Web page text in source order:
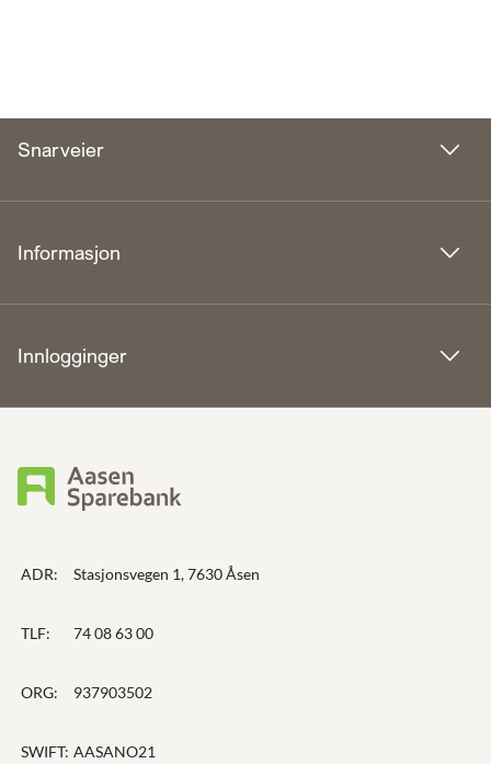
Snarveier
Informasjon
Innlogginger
ADR: Stasjonsvegen 1, 7630 Åsen
TLF: 74 08 63 00
ORG: 937903502
SWIFT: AASANO21